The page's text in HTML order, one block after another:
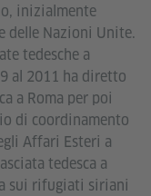
inizialmente
delle Nazioni Unite.
tedesche a
al 2011 ha diretto
a Roma per poi
di coordinamento
Affari Esteri a
tedesca a
sui rifugiati siriani